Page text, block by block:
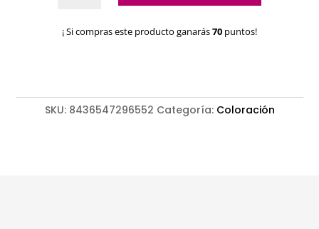
bleaching
¡ Si compras este producto ganarás70 puntos!
SKU: 8436547296552 Categoría: Coloración